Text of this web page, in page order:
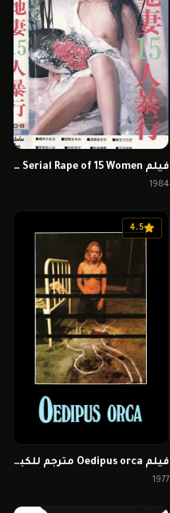
فيلم Serial Rape of 15 Women مترجم للكبار فقط
1984
4.5
فيلم Oedipus orca مترجم للكبار فقط
1977